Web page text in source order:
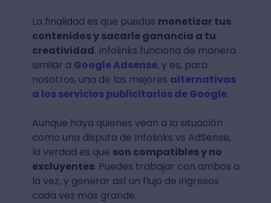
La finalidad es que puedas monetizar tus
contenidos y sacarle ganancia a tu
creatividad. Infolinks funciona de manera
similar a Google Adsense, y es, para
nosotros, una de las mejores alternativas
a los servicios publicitarios de Google.
Aunque haya quienes vean a la situación
como una disputa de Infolinks vs AdSense,
la verdad es que son compatibles y no
excluyentes. Puedes trabajar con ambos a
la vez, y generar así un flujo de ingresos
cada vez más grande.